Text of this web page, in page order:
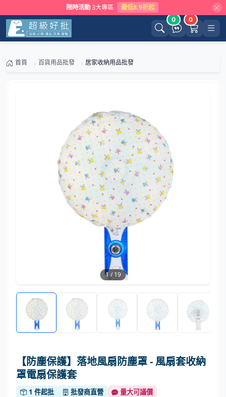
限時活動 3大專區 最低8.9折起
0 0
首頁 百貨用品批發 居家收納用品批發
1 / 19
【防塵保護】落地風扇防塵罩 - 風扇套收納
罩電扇保護套
1 件起批 批發商直營 量大可議價